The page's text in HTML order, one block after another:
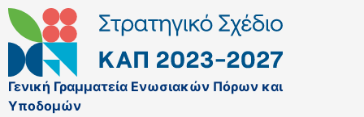
Γενική Γραμματεία Ενωσιακών Πόρων και
Υποδομών